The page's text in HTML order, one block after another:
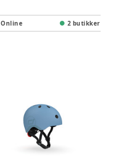
Online 2 butikker